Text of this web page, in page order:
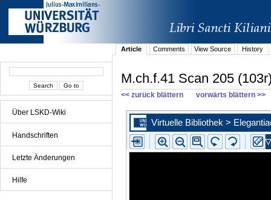
Über LSKD-Wiki
Handschriften
Letzte Änderungen
Hilfe
Article Comments View Source History
M.ch.f.41 Scan 205
<< zurück blättern vorwärts blättern >>